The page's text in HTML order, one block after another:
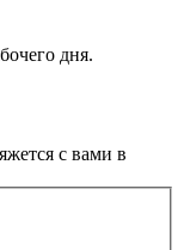
дня.
с вами в